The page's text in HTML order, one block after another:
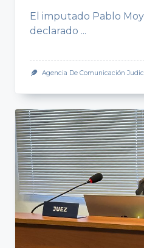
El imputado Pablo
declarado ...
Agencia De Comunicación